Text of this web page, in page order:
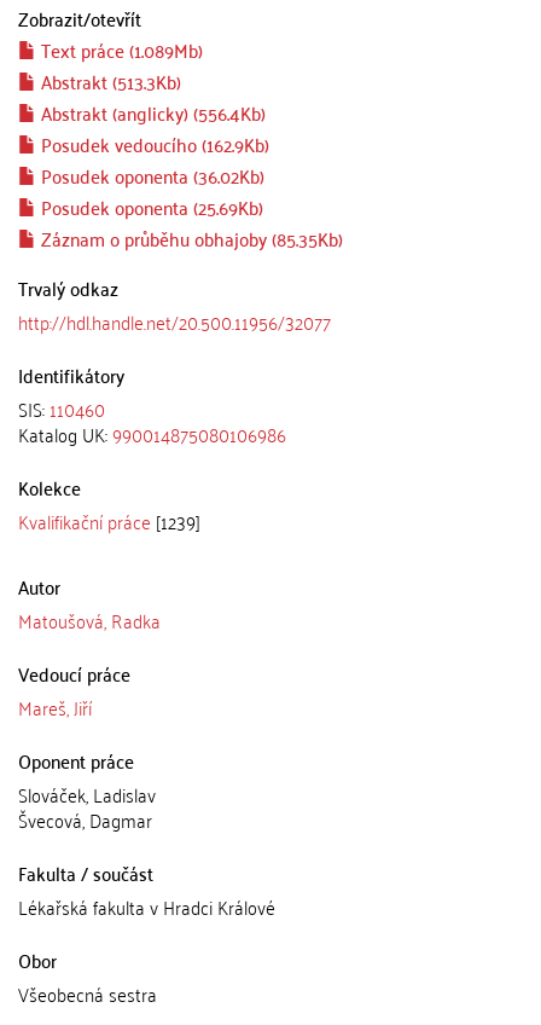
Zobrazit/otevřít
Text práce (1.089Mb)
Abstrakt (513.3Kb)
Abstrakt (anglicky) (556.4Kb)
Posudek vedoucího (162.9Kb)
Posudek oponenta (36.02Kb)
Posudek oponenta (25.69Kb)
Záznam o průběhu obhajoby (85.35Kb)
Trvalý odkaz
http://hdl.handle.net/20.500.11956/32077
Identifikátory
SIS:110460
Katalog UK:990014875080106986
Kolekce
Kvalifikační práce [1239]
Autor
Matoušová, Radka
Vedoucí práce
Mareš, Jiří
Oponent práce
Slováček, Ladislav
Švecová, Dagmar
Fakulta / součást
Lékařská fakulta v Hradci Králové
Obor
Všeobecná sestra